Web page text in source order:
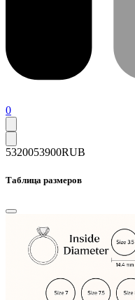
0
5320053900RUB
Таблица размеров